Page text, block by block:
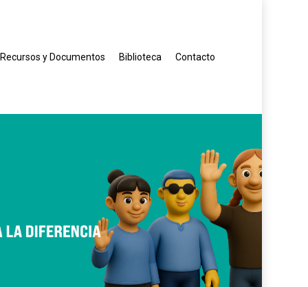
Recursos y Documentos Biblioteca Contacto